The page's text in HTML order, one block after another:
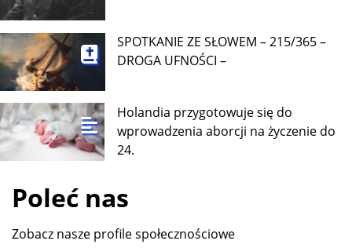
SPOTKANIE ZE SŁOWEM – 215/365 –
DROGA UFNOŚCI –
Holandia przygotowuje się do
wprowadzenia aborcji na życzenie do
24.
Poleć nas
Zobacz nasze profile społecznościowe